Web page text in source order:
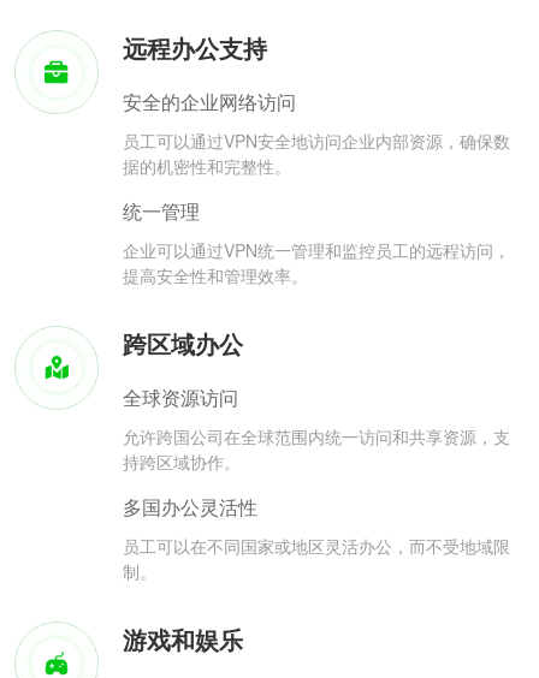
远程办公支持
安全的企业网络访问
员工可以通过VPN安全地访问企业内部资源，确保数
据的机密性和完整性。
统一管理
企业可以通过VPN统一管理和监控员工的远程访问，
提高安全性和管理效率。
跨区域办公
全球资源访问
允许跨国公司在全球范围内统一访问和共享资源，支
持跨区域协作。
多国办公灵活性
员工可以在不同国家或地区灵活办公，而不受地域限
制。
游戏和娱乐